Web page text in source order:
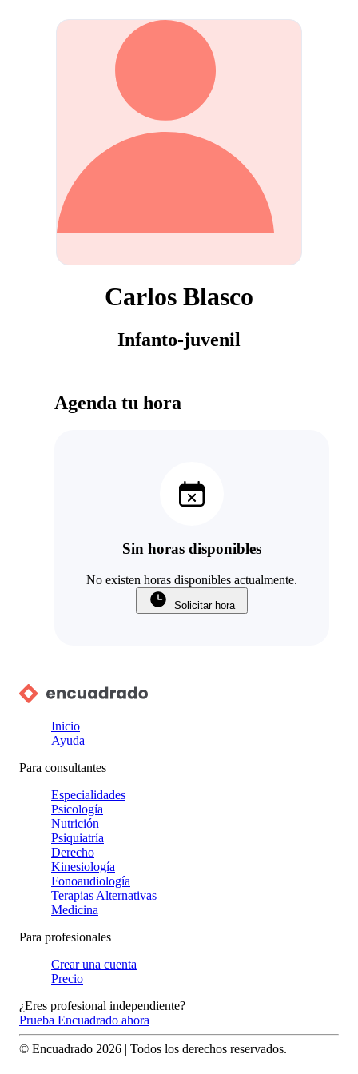
Carlos Blasco
Infanto-juvenil
Agenda tu hora
Sin horas disponibles
No existen horas disponibles actualmente.
Solicitar hora
Inicio
Ayuda
Para consultantes
Especialidades
Psicología
Nutrición
Psiquiatría
Derecho
Kinesiología
Fonoaudiología
Terapias Alternativas
Medicina
Para profesionales
Crear una cuenta
Precio
¿Eres profesional independiente?
Prueba Encuadrado ahora
© Encuadrado 2026 | Todos los derechos reservados.